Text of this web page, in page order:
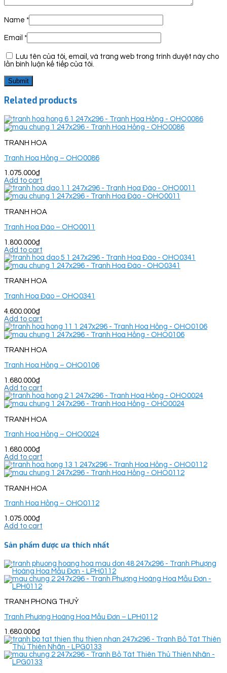
Name *
Email *
Lưu tên của tôi, email, và trang web trong trình duyệt này cho
lần bình luận kế tiếp của tôi.
Related products
TRANH HOA
Tranh Hoa Hồng – OHO0086
1.075.000₫
Add to cart
TRANH HOA
Tranh Hoa Đào – OHO0011
1.800.000₫
Add to cart
TRANH HOA
Tranh Hoa Đào – OHO0341
4.600.000₫
Add to cart
TRANH HOA
Tranh Hoa Hồng – OHO0106
1.680.000₫
Add to cart
TRANH HOA
Tranh Hoa Hồng – OHO0024
1.680.000₫
Add to cart
TRANH HOA
Tranh Hoa Hồng – OHO0112
1.075.000₫
Add to cart
Sản phẩm được ưa thích nhất
TRANH PHONG THUỶ
Tranh Phượng Hoàng Hoa Mẫu Đơn – LPH0112
1.680.000₫